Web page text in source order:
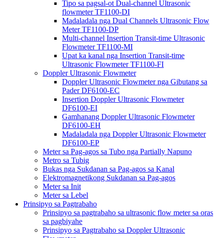
Tipo sa pagsal-ot Dual-channel Ultrasonic
flowmeter TF1100-DI
Madaladala nga Dual Channels Ultrasonic Flow
Meter TF1100-DP
Multi-channel Insertion Transit-time Ultrasonic
Flowmeter TF1100-MI
Upat ka kanal nga Insertion Transit-time
Ultrasonic Flowmeter TF1100-FI
Doppler Ultrasonic Flowmeter
Doppler Ultrasonic Flowmeter nga Gibutang sa
Pader DF6100-EC
Insertion Doppler Ultrasonic Flowmeter
DF6100-EI
Gamhanang Doppler Ultrasonic Flowmeter
DF6100-EH
Madaladala nga Doppler Ultrasonic Flowmeter
DF6100-EP
Meter sa Pag-agos sa Tubo nga Partially Napuno
Metro sa Tubig
Bukas nga Sukdanan sa Pag-agos sa Kanal
Elektromagnetikong Sukdanan sa Pag-agos
Meter sa Init
Meter sa Lebel
Prinsipyo sa Pagtrabaho
Prinsipyo sa pagtrabaho sa ultrasonic flow meter sa oras
sa pagbiyahe
Prinsipyo sa Pagtrabaho sa Doppler Ultrasonic